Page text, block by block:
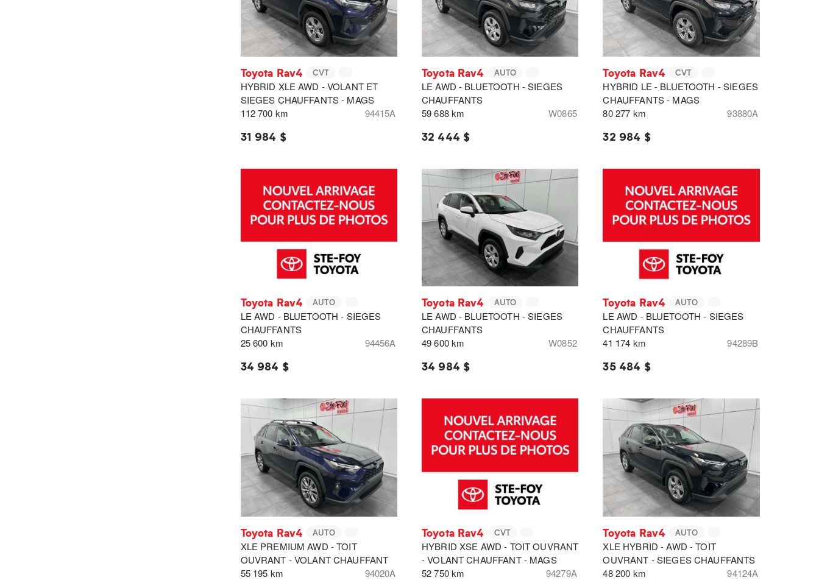
Toyota Rav4 CVT
HYBRID XLE AWD - VOLANT ET
SIEGES CHAUFFANTS - MAGS
112 700 km
94415A
31 984 $
Toyota Rav4 AUTO
LE AWD - BLUETOOTH - SIEGES
CHAUFFANTS
59 688 km
W0865
32 444 $
Toyota Rav4 CVT
HYBRID LE - BLUETOOTH - SIEGES
CHAUFFANTS - MAGS
80 277 km
93880A
32 984 $
Toyota Rav4 AUTO
LE AWD - BLUETOOTH - SIEGES
CHAUFFANTS
25 600 km
94456A
34 984 $
Toyota Rav4 AUTO
LE AWD - BLUETOOTH - SIEGES
CHAUFFANTS
49 600 km
W0852
34 984 $
Toyota Rav4 AUTO
LE AWD - BLUETOOTH - SIEGES
CHAUFFANTS
41 174 km
94289B
35 484 $
Toyota Rav4 AUTO
XLE PREMIUM AWD - TOIT
OUVRANT - VOLANT CHAUFFANT
55 195 km
94020A
Toyota Rav4 CVT
HYBRID XSE AWD - TOIT OUVRANT
- VOLANT CHAUFFANT - MAGS
52 750 km
94279A
Toyota Rav4 AUTO
XLE HYBRID - AWD - TOIT
OUVRANT - SIEGES CHAUFFANTS
48 200 km
94124A